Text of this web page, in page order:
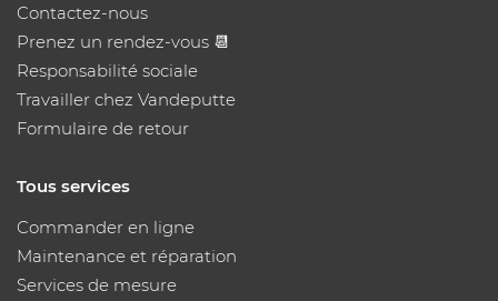
Contactez-nous
Prenez un rendez-vous 📆
Responsabilité sociale
Travailler chez Vandeputte
Formulaire de retour
Tous services
Commander en ligne
Maintenance et réparation
Services de mesure